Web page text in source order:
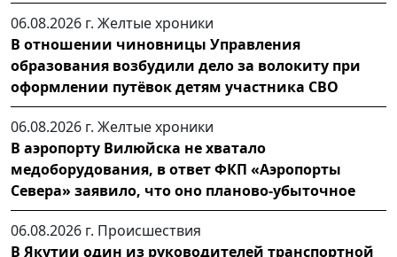
06.08.2026 г. Желтые хроники
В отношении чиновницы Управления
образования возбудили дело за волокиту при
оформлении путёвок детям участника СВО
06.08.2026 г. Желтые хроники
В аэропорту Вилюйска не хватало
медоборудования, в ответ ФКП «Аэропорты
Севера» заявило, что оно планово-убыточное
06.08.2026 г. Происшествия
В Якутии один из руководителей транспортной